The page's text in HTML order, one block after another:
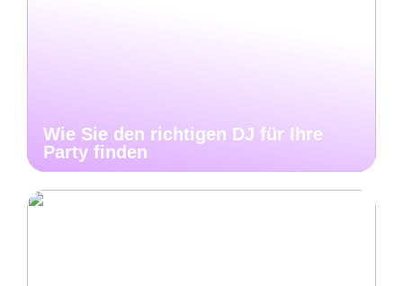
Wie Sie den richtigen DJ für Ihre
Party finden